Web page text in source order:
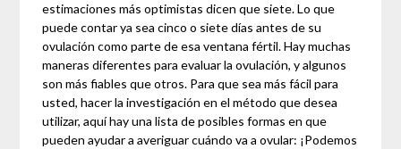
estimaciones más optimistas dicen que siete. Lo que
puede contar ya sea cinco o siete días antes de su
ovulación como parte de esa ventana fértil. Hay muchas
maneras diferentes para evaluar la ovulación, y algunos
son más fiables que otros. Para que sea más fácil para
usted, hacer la investigación en el método que desea
utilizar, aquí hay una lista de posibles formas en que
pueden ayudar a averiguar cuándo va a ovular: ¡Podemos